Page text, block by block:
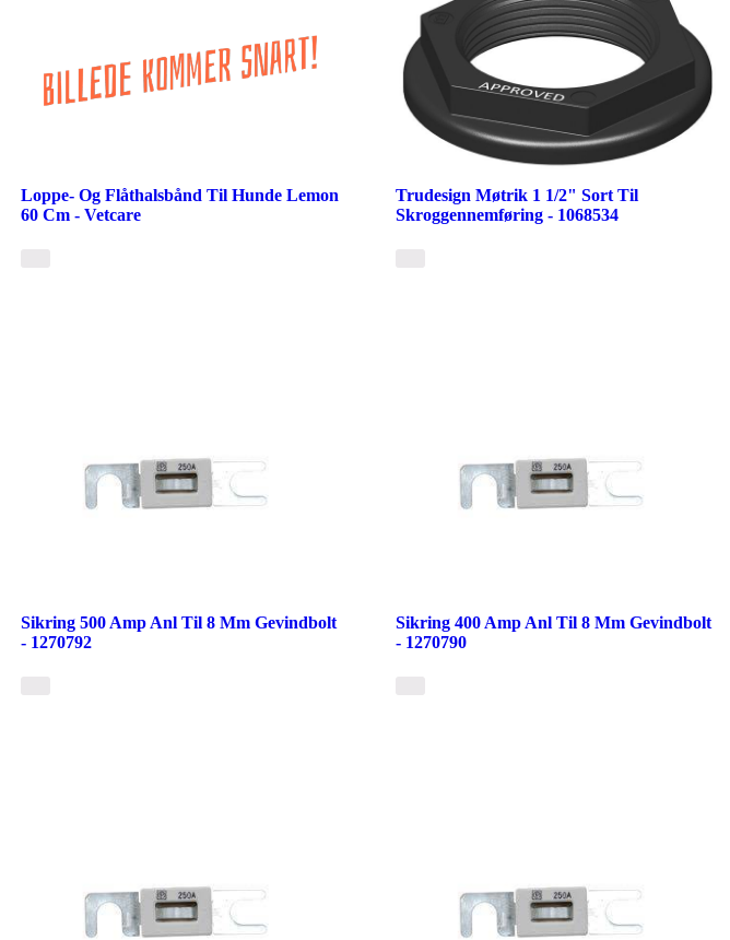
Loppe- Og Flåthalsbånd Til Hunde Lemon
60 Cm - Vetcare
Trudesign Møtrik 1 1/2" Sort Til
Skroggennemføring - 1068534
Sikring 500 Amp Anl Til 8 Mm Gevindbolt
- 1270792
Sikring 400 Amp Anl Til 8 Mm Gevindbolt
- 1270790